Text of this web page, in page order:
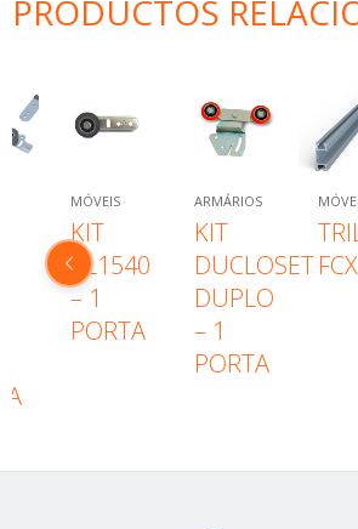
PRODUCTOS
ARMÁRIOS
KIT
DUCLOSET
DUPLO
– 1
MÓVEIS
TRILHO
FCX